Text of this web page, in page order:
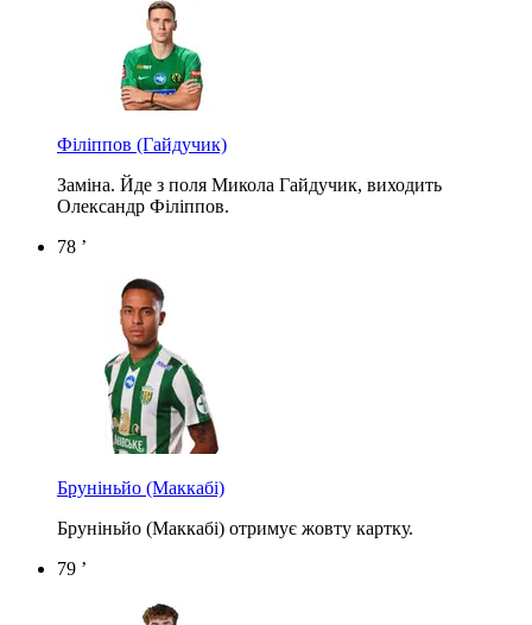
Філіппов (Гайдучик)
Заміна. Йде з поля Микола Гайдучик, виходить
Олександр Філіппов.
78 ’
Бруніньйо (Маккабі)
Бруніньйо (Маккабі) отримує жовту картку.
79 ’